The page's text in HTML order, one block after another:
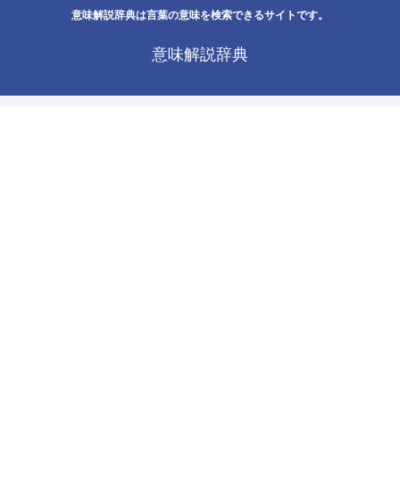
意味解説辞典は言葉の意味を検索できるサイトです。
意味解説辞典